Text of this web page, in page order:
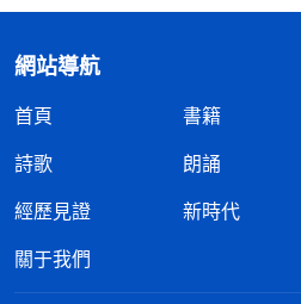
網站導航
首頁 書籍
詩歌
朗誦
經歷見證
新時代
關于我們